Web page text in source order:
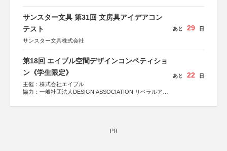
サンスター文具 第31回 文房具アイデアコン
テスト
サンスター文具株式会社
あと 29 日
第18回 エイブル空間デザインコンペティショ
ン《学生限定》
主催：株式会社エイブル
協力：一般社団法人DESIGN ASSOCIATION リベラルアー
運営：TOKYO COMPANY株式会社
あと 22 日
PR